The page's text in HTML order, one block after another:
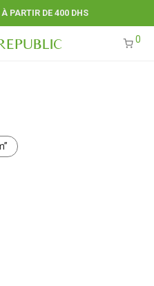
PARTIR DE 400 DHS
0